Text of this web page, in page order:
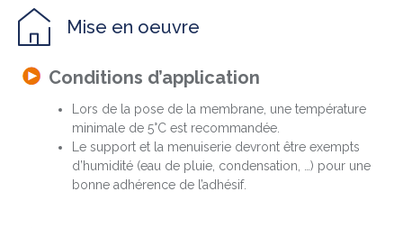
Mise en oeuvre
Conditions d’application
Lors de la pose de la membrane, une température
minimale de 5°C est recommandée.
Le support et la menuiserie devront être exempts
d’humidité (eau de pluie, condensation, …) pour une
bonne adhérence de l’adhésif.